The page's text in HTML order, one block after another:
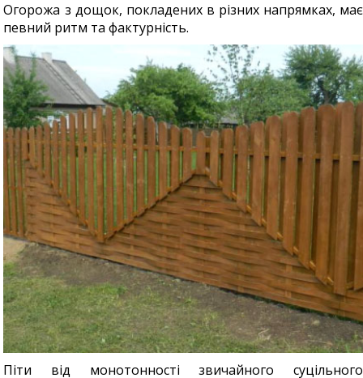
Огорожа з дощок, покладених в різних напрямках, має
певний ритм та фактурність.
Піти від монотонності звичайного суцільного